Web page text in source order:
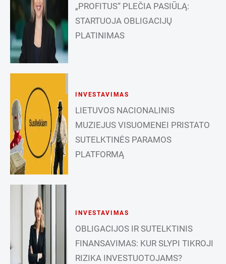
„PROFITUS“ PLEČIA PASIŪLĄ:
STARTUOJA OBLIGACIJŲ
PLATINIMAS
INVESTAVIMAS
LIETUVOS NACIONALINIS
MUZIEJUS VISUOMENEI PRISTATO
SUTELKTINĖS PARAMOS
PLATFORMĄ
INVESTAVIMAS
OBLIGACIJOS IR SUTELKTINIS
FINANSAVIMAS: KUR SLYPI TIKROJI
RIZIKA INVESTUOTOJAMS?